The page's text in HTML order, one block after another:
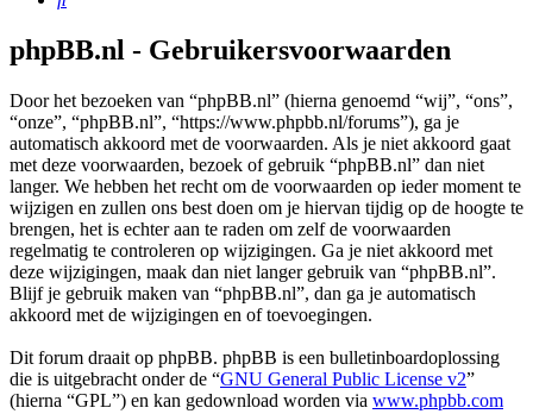
phpBB.nl - Gebruikersvoorwaarden
Door het bezoeken van “phpBB.nl” (hierna genoemd “wij”, “ons”,
“onze”, “phpBB.nl”, “https://www.phpbb.nl/forums”), ga je
automatisch akkoord met de voorwaarden. Als je niet akkoord gaat
met deze voorwaarden, bezoek of gebruik “phpBB.nl” dan niet
langer. We hebben het recht om de voorwaarden op ieder moment te
wijzigen en zullen ons best doen om je hiervan tijdig op de hoogte te
brengen, het is echter aan te raden om zelf de voorwaarden
regelmatig te controleren op wijzigingen. Ga je niet akkoord met
deze wijzigingen, maak dan niet langer gebruik van “phpBB.nl”.
Blijf je gebruik maken van “phpBB.nl”, dan ga je automatisch
akkoord met de wijzigingen en of toevoegingen.
Dit forum draait op phpBB. phpBB is een bulletinboardoplossing
die is uitgebracht onder de “GNU General Public License v2”
(hierna “GPL”) en kan gedownload worden via www.phpbb.com